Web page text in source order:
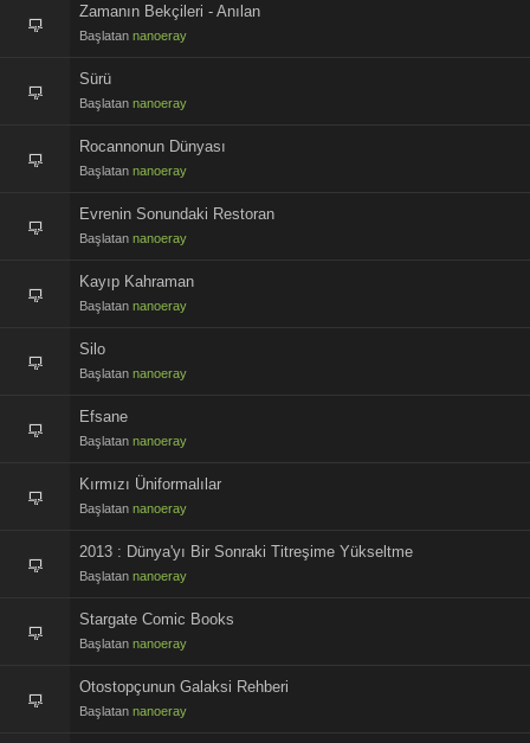
Zamanın Bekçileri - Anılan
Başlatan nanoeray
Sürü
Başlatan nanoeray
Rocannonun Dünyası
Başlatan nanoeray
Evrenin Sonundaki Restoran
Başlatan nanoeray
Kayıp Kahraman
Başlatan nanoeray
Silo
Başlatan nanoeray
Efsane
Başlatan nanoeray
Kırmızı Üniformalılar
Başlatan nanoeray
2013 : Dünya'yı Bir Sonraki Titreşime Yükseltme
Başlatan nanoeray
Stargate Comic Books
Başlatan nanoeray
Otostopçunun Galaksi Rehberi
Başlatan nanoeray